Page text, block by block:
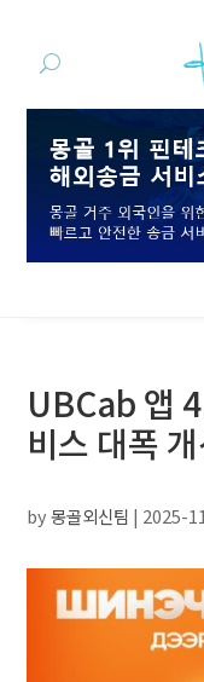
UBCab 앱
비스 대폭
by몽골외신팀 | 2025-